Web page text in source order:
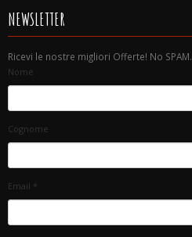
NEWSLETTER
Ricevi le nostre migliori Offerte! No SPAM.
Nome
Cognome
Email *